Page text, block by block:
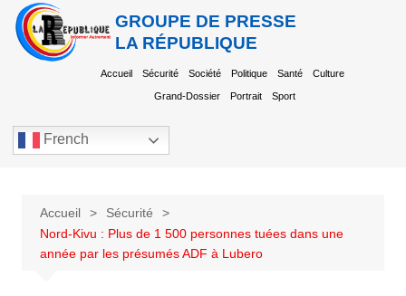
GROUPE DE PRESSE
LA RÉPUBLIQUE
Accueil Sécurité Société Politique Santé Culture
Grand-Dossier Portrait Sport
French
Accueil
Sécurité
Nord-Kivu : Plus de 1 500 personnes tuées dans une
année par les présumés ADF à Lubero